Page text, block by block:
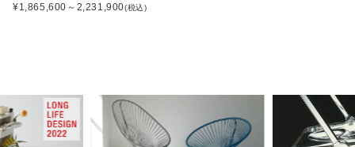
¥1,865,600～2,231,900(税込)